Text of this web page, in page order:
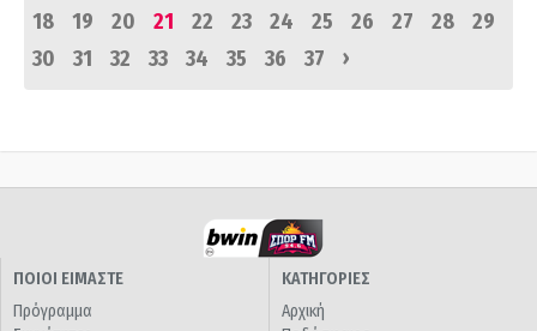
18
19 20 21 22 23 24 25 26 27 28
29
30
31 32 33 34 35 36 37 ›
ΠΟΙΟΙ ΕΙΜΑΣΤΕ
Πρόγραμμα
ΚΑΤΗΓΟΡΙΕΣ
Αρχική